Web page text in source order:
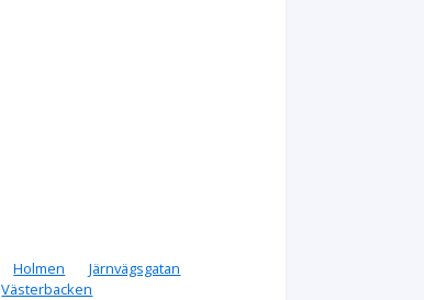
Holmen
Järnvägsgatan
Västerbacken